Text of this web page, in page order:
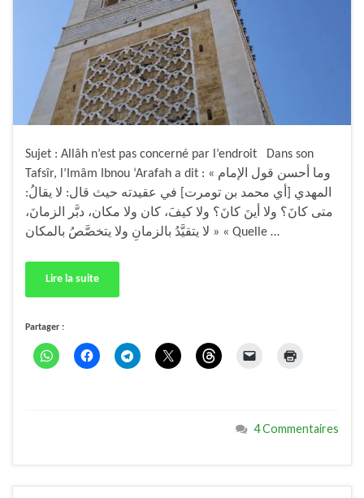
Sujet : Allâh n’est pas concerné par l’endroit Dans son
Tafsîr, l’Imâm Ibnou ‘Arafah a dit : « وما أحسن قول الإمام
المهدي [أي محمد بن تومرت] في عقيدته حيث قال: لا يقالُ:
متى كانَ؟ ولا أينَ كانَ؟ ولا كيفَ، كان ولا مكان، دبَّر الزمانَ،
لا يتقيَّدُ بالزمانِ ولا يتخصَّصُ بالمكان » « Quelle …
Lire la suite
Partager :
4 Commentaires